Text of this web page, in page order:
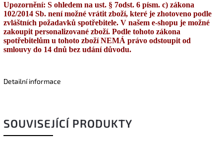
Upozornění: S ohledem na ust. § 7odst. 6 písm. c) zákona
102/2014 Sb. není možné vrátit zboží, které je zhotoveno podle
zvláštních požadavků spotřebitele. V našem e-shopu je možné
zakoupit personalizované zboží. Podle tohoto zákona
spotřebitelům u tohoto zboží NEMÁ právo odstoupit od
smlouvy do 14 dnů bez udání důvodu.
Detailní informace
SOUVISEJÍCÍ PRODUKTY